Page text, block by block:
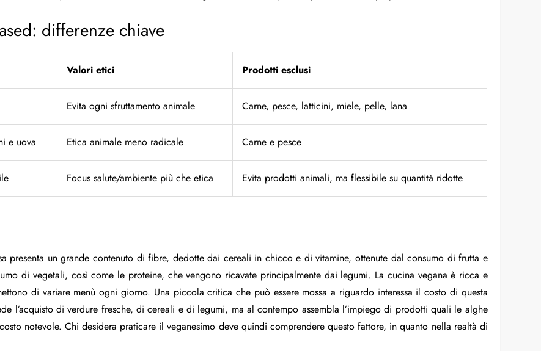
differenze chiave
Valori etici Prodotti esclusi
Evita ogni sfruttamento animale Carne, pesce, latticini, miele, pelle, lana
e uova Etica animale meno radicale Carne e pesce
Focus salute/ambiente più che etica Evita prodotti animali, ma flessibile su quantità ridotte
presenta un grande contenuto di fibre, dedotte dai cereali in chicco e di vitamine, ottenute dal consumo di frutta e
di vegetali, così come le proteine, che vengono ricavate principalmente dai legumi. La cucina vegana è ricca e
di variare menù ogni giorno. Una piccola critica che può essere mossa a riguardo interessa il costo di questa
l’acquisto di verdure fresche, di cereali e di legumi, ma al contempo assembla l’impiego di prodotti quali le alghe
notevole. Chi desidera praticare il veganesimo deve quindi comprendere questo fattore, in quanto nella realtà di